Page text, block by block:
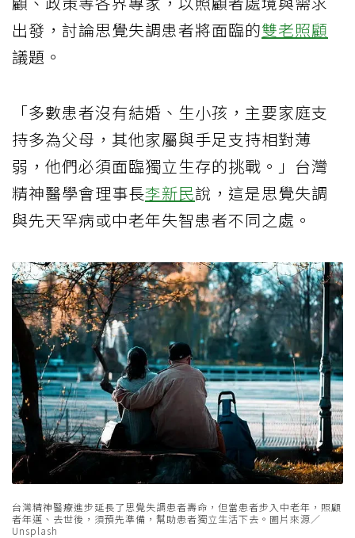
出發，討論思覺失調患者將面臨的雙老照顧
議題。
「多數患者沒有結婚、生小孩，主要家庭支
持多為父母，其他家屬與手足支持相對薄
弱，他們必須面臨獨立生存的挑戰。」台灣
精神醫學會理事長李新民說，這是思覺失調
與先天罕病或中老年失智患者不同之處。
台灣精神醫療進步延長了思覺失調患者壽命，但當患者步入中老年，照顧
者年邁、去世後，須預先準備，幫助患者獨立生活下去。圖片來源／
Unsplash